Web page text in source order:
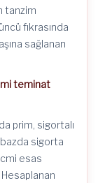
tanzim
fıkrasında
sağlanan
teminat
prim, sigortalı
bazda sigorta
esas